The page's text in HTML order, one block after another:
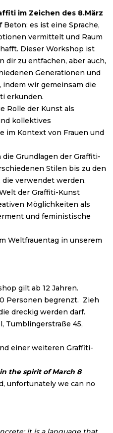
im Zeichen des 8.März
es ist eine Sprache,
vermittelt und Raum
Dieser Workshop ist
dir zu entfachen, aber auch,
Generationen und
indem wir gemeinsam die
erkunden.
Rolle der Kunst als
kollektives
im Kontext von Frauen und
Grundlagen der Graffiti-
Stilen bis zu den
verwendet werden.
der Graffiti-Kunst
Möglichkeiten als
und feministische
Weltfrauentag in unserem
gilt ab 12 Jahren.
Personen begrenzt. Zieh
dreckig werden darf.
Tumblingerstraße 45,
einer weiteren Graffiti-
the spirit of March 8
unfortunately we can no